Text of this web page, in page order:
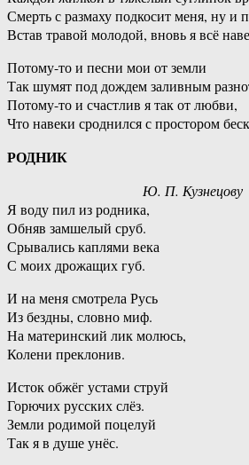
Смерть с размаху подкосит меня, ну и
Встав травой молодой, вновь я всё
Потому-то и песни мои от земли
Так шумят под дождем заливным
Потому-то и счастлив я так от любви,
Что навеки сроднился с простором
РОДНИК
Ю. П. Кузнецову
Я воду пил из родника,
Обняв замшелый сруб.
Срывались каплями века
С моих дрожащих губ.
И на меня смотрела Русь
Из бездны, словно миф.
На материнский лик молюсь,
Колени преклонив.
Исток обжёг устами струй
Горючих русских слёз.
Земли родимой поцелуй
Так я в душе унёс.